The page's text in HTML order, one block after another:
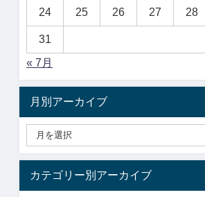
24 25 26 27 28
31
« 7月
月別アーカイブ
カテゴリー別アーカイブ